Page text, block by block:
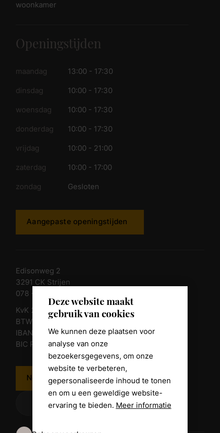
Deze website maakt
gebruik van cookies
We kunnen deze plaatsen voor
analyse van onze
bezoekersgegevens, om onze
website te verbeteren,
gepersonaliseerde inhoud te tonen
en om u een geweldige website-
ervaring te bieden. Meer informatie
woonkamer
Openingstijden
maandag 13:00 - 17:30
dinsdag 10:00 - 17:30
woensdag 10:00 - 17:30
donderdag 10:00 - 17:30
vrijdag 10:00 - 21:00
zaterdag 10:00 - 17:00
zondag Gesloten
Aangepaste openingstijden
Edisonweg 2
3291 CK Strijen
078 - 674 84 85
KvK 23011135
BTW nr. NL 805098938.B.01
IBAN NL10 RABO 0361 8039 58
BIC RABONL2U
Neem contact op